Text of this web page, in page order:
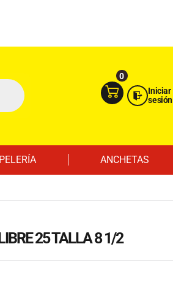
0
Iniciar
sesión
ANCHETAS
25 TALLA 8 1/2